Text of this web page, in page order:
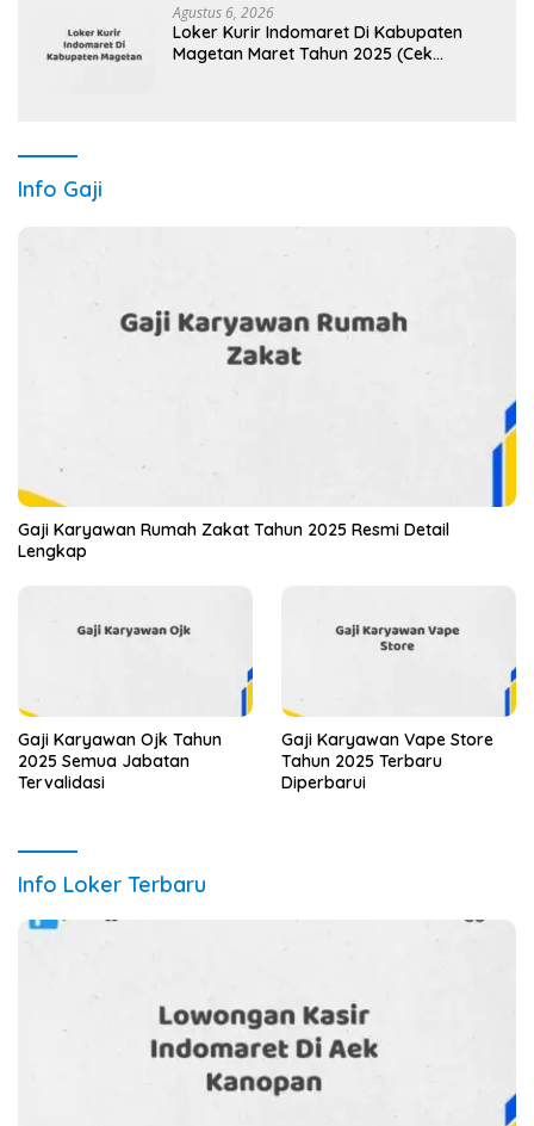
Agustus 6, 2026
Loker Kurir Indomaret Di Kabupaten
Magetan Maret Tahun 2025 (Cek
Info Gaji
Gaji Karyawan Rumah Zakat Tahun 2025 Resmi Detail
Lengkap
Gaji Karyawan Ojk Tahun
2025 Semua Jabatan
Tervalidasi
Gaji Karyawan Vape Store
Tahun 2025 Terbaru
Diperbarui
Info Loker Terbaru